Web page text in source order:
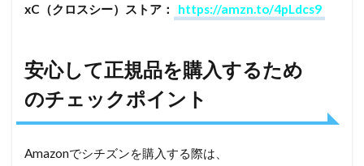
xC（クロスシー）ストア： https://amzn.to/4pLdcs9
安心して正規品を購入するため
のチェックポイント
Amazonでシチズンを購入する際は、